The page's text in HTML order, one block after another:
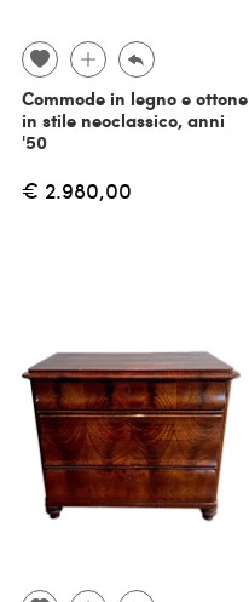
Commode in legno e ottone
in stile neoclassico, anni
'50
€ 2.980,00